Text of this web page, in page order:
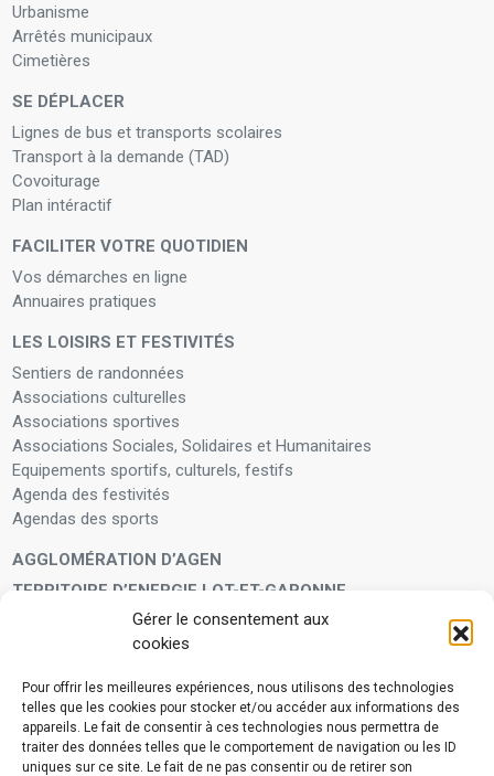
Gérer le consentement aux
cookies
Pour offrir les meilleures expériences, nous utilisons des technologies
telles que les cookies pour stocker et/ou accéder aux informations des
appareils. Le fait de consentir à ces technologies nous permettra de
traiter des données telles que le comportement de navigation ou les ID
uniques sur ce site. Le fait de ne pas consentir ou de retirer son
Urbanisme
Arrêtés municipaux
Cimetières
SE DÉPLACER
Lignes de bus et transports scolaires
Transport à la demande (TAD)
Covoiturage
Plan intéractif
FACILITER VOTRE QUOTIDIEN
Vos démarches en ligne
Annuaires pratiques
LES LOISIRS ET FESTIVITÉS
Sentiers de randonnées
Associations culturelles
Associations sportives
Associations Sociales, Solidaires et Humanitaires
Equipements sportifs, culturels, festifs
Agenda des festivités
Agendas des sports
AGGLOMÉRATION D’AGEN
TERRITOIRE D’ENERGIE LOT-ET-GARONNE
Enfants et adolescents
VIVRE À VOS CÔTÉS
Service municipal d’aide administrative